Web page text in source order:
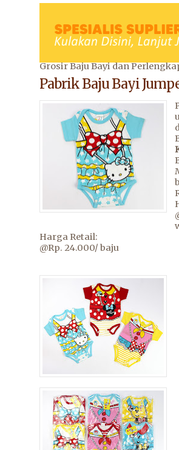
Grosir Baju Bayi dan
Pabrik Baju Bayi
Harga Retail:
@Rp. 24.000/ baju